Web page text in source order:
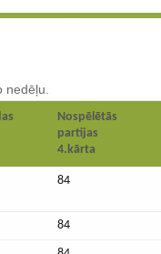
Nospēlētās
partijas
4.kārta
84
84